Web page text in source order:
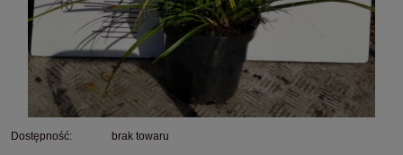
Dostępność: brak towaru